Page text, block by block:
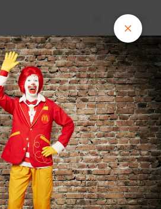
v novém obleku a
Podívejte se na
fotografie týdne